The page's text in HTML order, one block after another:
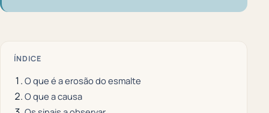
ÍNDICE
O que é a erosão do esmalte
O que a causa